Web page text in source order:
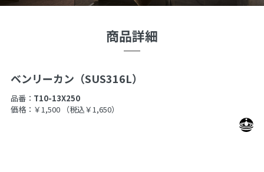
商品詳細
ベンリーカン（SUS316L）
品番： T10-13X250
価格：￥1,500
（税込￥1,650）